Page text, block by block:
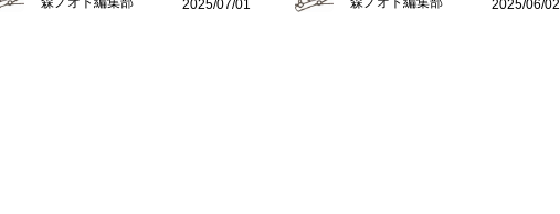
2025/07/01 2025/06/02